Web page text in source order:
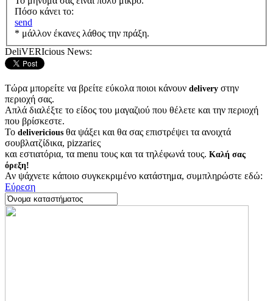
Πόσο κάνει το:
send
* μάλλον έκανες λάθος την πράξη.
DeliVERIcious News:
Τώρα μπορείτε να βρείτε εύκολα ποιοι κάνουν delivery στην
περιοχή σας.
Απλά διαλέξτε το είδος του μαγαζιού που θέλετε και την περιοχή
που βρίσκεστε.
Το delivericious θα ψάξει και θα σας επιστρέψει τα ανοιχτά
σουβλατζίδικα, pizzariες
και εστιατόρια, τα menu τους και τα τηλέφωνά τους. Καλή σας
όρεξη!
Αν ψάχνετε κάποιο συγκεκριμένο κατάστημα, συμπληρώστε εδώ:
Εύρεση